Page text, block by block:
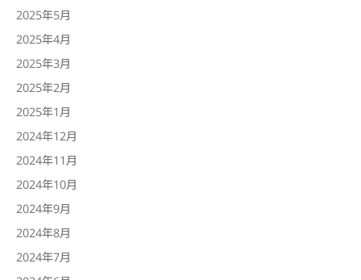
2025年5月
2025年4月
2025年3月
2025年2月
2025年1月
2024年12月
2024年11月
2024年10月
2024年9月
2024年8月
2024年7月